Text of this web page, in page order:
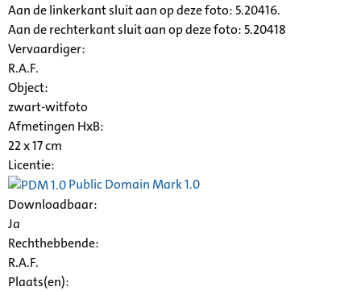
Aan de linkerkant sluit aan op deze foto: 5.20416.
Aan de rechterkant sluit aan op deze foto: 5.20418
Vervaardiger:
R.A.F.
Object:
zwart-witfoto
Afmetingen HxB:
22 x 17 cm
Licentie:
Public Domain Mark 1.0
Downloadbaar:
Ja
Rechthebbende:
R.A.F.
Plaats(en):